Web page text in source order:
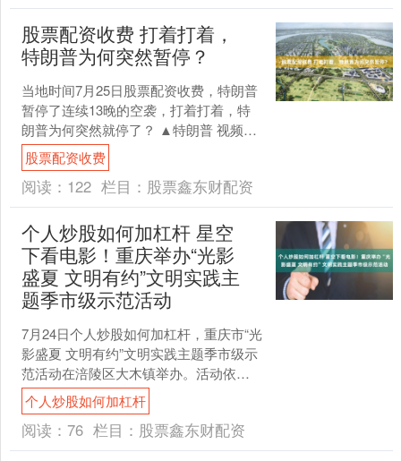
股票配资收费 打着打着，
特朗普为何突然暂停？
当地时间7月25日股票配资收费，特朗普
暂停了连续13晚的空袭，打着打着，特
朗普为何突然就停了？ ▲特朗普 视频截
图 市面上有很多猜测： 有说是美军弹药
打光了，这....
股票配资收费
阅读： 122 栏目： 股票鑫东财配资
个人炒股如何加杠杆 星空
下看电影！重庆举办“光影
盛夏 文明有约”文明实践主
题季市级示范活动
7月24日个人炒股如何加杠杆，重庆市“光
影盛夏 文明有约”文明实践主题季市级示
范活动在涪陵区大木镇举办。活动依托
高海拔避暑地人流集聚优势，以惠民露
天电影为核心载....
个人炒股如何加杠杆
阅读： 76 栏目： 股票鑫东财配资